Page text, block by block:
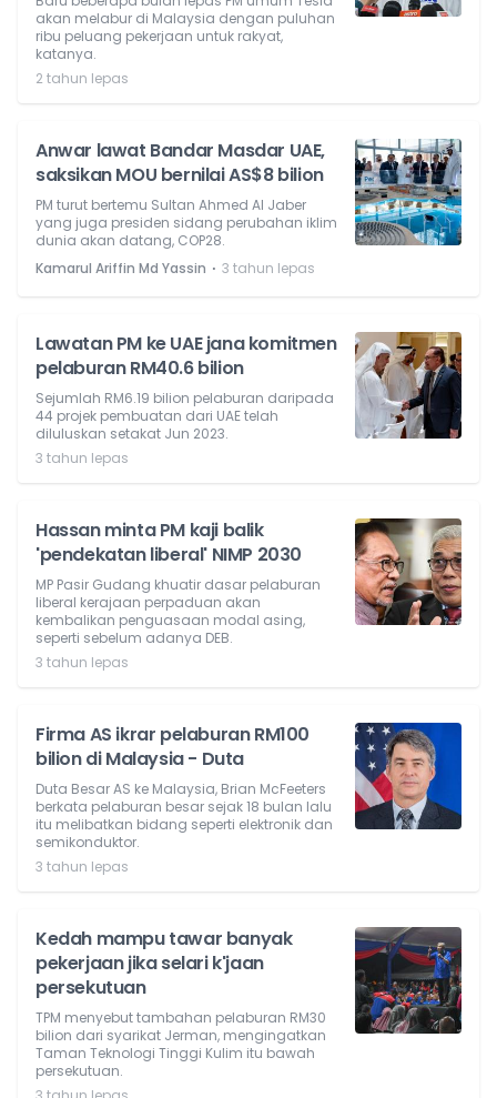
akan melabur di Malaysia dengan puluhan
ribu peluang pekerjaan untuk rakyat,
katanya.
2 tahun lepas
Anwar lawat Bandar Masdar UAE,
saksikan MOU bernilai AS$8 bilion
PM turut bertemu Sultan Ahmed Al Jaber
yang juga presiden sidang perubahan iklim
dunia akan datang, COP28.
Kamarul Ariffin Md Yassin ⋅ 3 tahun lepas
Lawatan PM ke UAE jana komitmen
pelaburan RM40.6 bilion
Sejumlah RM6.19 bilion pelaburan daripada
44 projek pembuatan dari UAE telah
diluluskan setakat Jun 2023.
3 tahun lepas
Hassan minta PM kaji balik
'pendekatan liberal' NIMP 2030
MP Pasir Gudang khuatir dasar pelaburan
liberal kerajaan perpaduan akan
kembalikan penguasaan modal asing,
seperti sebelum adanya DEB.
3 tahun lepas
Firma AS ikrar pelaburan RM100
bilion di Malaysia - Duta
Duta Besar AS ke Malaysia, Brian McFeeters
berkata pelaburan besar sejak 18 bulan lalu
itu melibatkan bidang seperti elektronik dan
semikonduktor.
3 tahun lepas
Kedah mampu tawar banyak
pekerjaan jika selari k'jaan
persekutuan
TPM menyebut tambahan pelaburan RM30
bilion dari syarikat Jerman, mengingatkan
Taman Teknologi Tinggi Kulim itu bawah
persekutuan.